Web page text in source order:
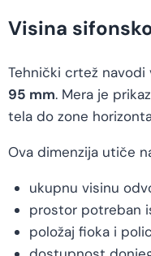
Visina
Tehnički crtež
95 mm. Mera je
tela do zone
Ova dimenzija utiče
ukupnu visinu
prostor potreban
položaj fioka i